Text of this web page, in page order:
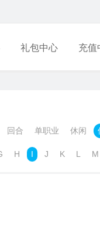
礼包中心 充值
回合 单职业 休闲
H I J K L M